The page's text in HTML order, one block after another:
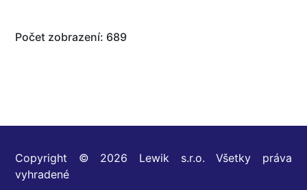
Počet zobrazení: 689
Copyright © 2026 Lewik s.r.o. Všetky práva
vyhradené